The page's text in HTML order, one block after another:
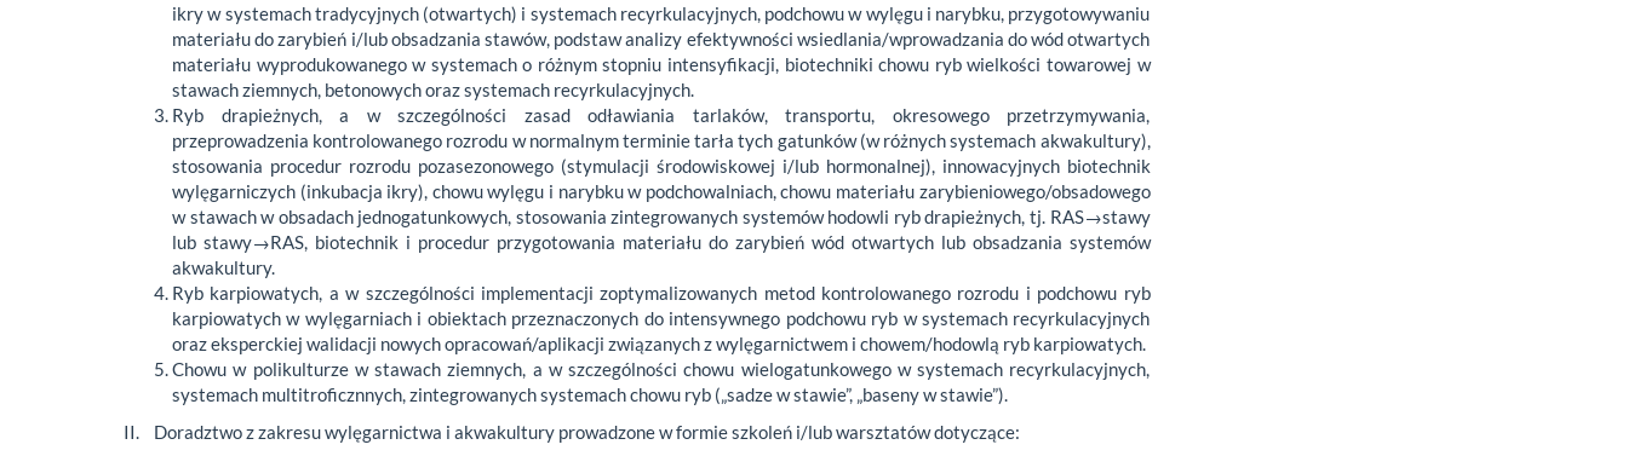
ikry w systemach tradycyjnych (otwartych) i systemach recyrkulacyjnych, podchowu w wylęgu i narybku, przygotowywaniu
materiału do zarybień i/lub obsadzania stawów, podstaw analizy efektywności wsiedlania/wprowadzania do wód otwartych
materiału wyprodukowanego w systemach o różnym stopniu intensyfikacji, biotechniki chowu ryb wielkości towarowej w
stawach ziemnych, betonowych oraz systemach recyrkulacyjnych.
Ryb drapieżnych, a w szczególności zasad odławiania tarlaków, transportu, okresowego przetrzymywania,
przeprowadzenia kontrolowanego rozrodu w normalnym terminie tarła tych gatunków (w różnych systemach akwakultury),
stosowania procedur rozrodu pozasezonowego (stymulacji środowiskowej i/lub hormonalnej), innowacyjnych biotechnik
wylęgarniczych (inkubacja ikry), chowu wylęgu i narybku w podchowalniach, chowu materiału zarybieniowego/obsadowego
w stawach w obsadach jednogatunkowych, stosowania zintegrowanych systemów hodowli ryb drapieżnych, tj. RAS→stawy
lub stawy→RAS, biotechnik i procedur przygotowania materiału do zarybień wód otwartych lub obsadzania systemów
akwakultury.
Ryb karpiowatych, a w szczególności implementacji zoptymalizowanych metod kontrolowanego rozrodu i podchowu ryb
karpiowatych w wylęgarniach i obiektach przeznaczonych do intensywnego podchowu ryb w systemach recyrkulacyjnych
oraz eksperckiej walidacji nowych opracowań/aplikacji związanych z wylęgarnictwem i chowem/hodowlą ryb karpiowatych.
Chowu w polikulturze w stawach ziemnych, a w szczególności chowu wielogatunkowego w systemach recyrkulacyjnych,
systemach multitroficznnych, zintegrowanych systemach chowu ryb („sadze w stawie”, „baseny w stawie”).
II. Doradztwo z zakresu wylęgarnictwa i akwakultury prowadzone w formie szkoleń i/lub warsztatów dotyczące: